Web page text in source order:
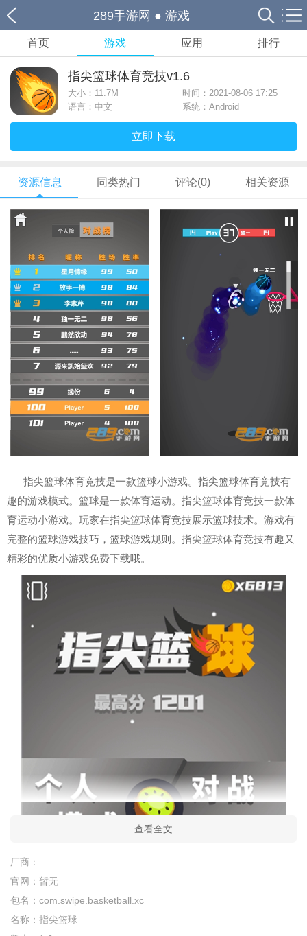
289手游网 ● 游戏
首页 游戏 应用 排行
指尖篮球体育竞技v1.6
大小： 11.7M
时间：2021-08-06 17:25
语言：中文
系统：Android
立即下载
资源信息 同类热门 评论(0) 相关资源
指尖篮球体育竞技是一款篮球小游戏。指尖篮球体育竞技有
趣的游戏模式。篮球是一款体育运动。指尖篮球体育竞技一款体
育运动小游戏。玩家在指尖篮球体育竞技展示篮球技术。游戏有
完整的篮球游戏技巧，篮球游戏规则。指尖篮球体育竞技有趣又
精彩的优质小游戏免费下载哦。
游戏简介
指尖篮球玩家可以体验真正体育比赛的刺激，完美的还原了
游戏厅中的投篮游戏，为了战场上飒爽英姿，以最快的速度打败
查看全文
厂商：
官网： 暂无
包名： com.swipe.basketball.xc
名称： 指尖篮球